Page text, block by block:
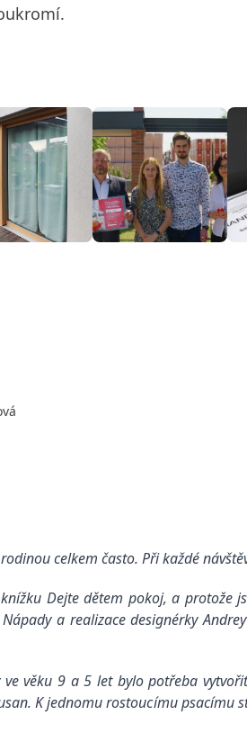
celkem často. Při každé
Dejte dětem pokoj, a
Nápady a realizace designérky
věku 9 a 5 let bylo potřeba
K jednomu rostoucímu